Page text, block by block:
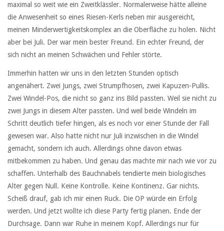
maximal so weit wie ein Zweitklässler. Normalerweise hätte alleine
die Anwesenheit so eines Riesen-Kerls neben mir ausgereicht,
meinen Minderwertigkeitskomplex an die Oberfläche zu holen. Nicht
aber bei Juli. Der war mein bester Freund. Ein echter Freund, der
sich nicht an meinen Schwächen und Fehler störte.
Immerhin hatten wir uns in den letzten Stunden optisch
angenähert. Zwei Jungs, zwei Strumpfhosen, zwei Kapuzen-Pullis.
Zwei Windel-Pos, die nicht so ganz ins Bild passten. Weil sie nicht zu
zwei Jungs in diesem Alter passten. Und weil beide Windeln im
Schritt deutlich tiefer hingen, als es noch vor einer Stunde der Fall
gewesen war. Also hatte nicht nur Juli inzwischen in die Windel
gemacht, sondern ich auch. Allerdings ohne davon etwas
mitbekommen zu haben. Und genau das machte mir nach wie vor zu
schaffen. Unterhalb des Bauchnabels tendierte mein biologisches
Alter gegen Null. Keine Kontrolle. Keine Kontinenz. Gar nichts.
Scheiß drauf, gab ich mir einen Ruck. Die OP würde ein Erfolg
werden. Und jetzt wollte ich diese Party fertig planen. Ende der
Durchsage. Dann war Ruhe in meinem Kopf. Allerdings nur für